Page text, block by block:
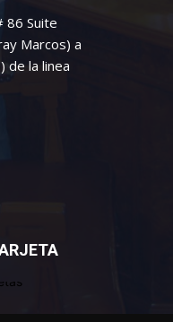
86 Suite
Marcos) a
de la linea